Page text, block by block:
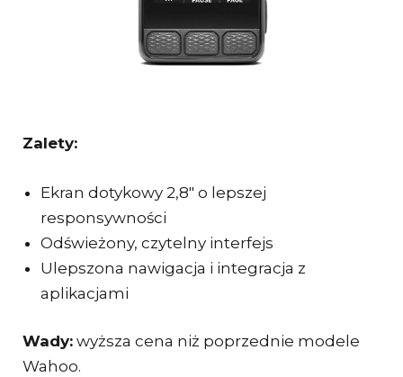
Zalety:
Ekran dotykowy 2,8″ o lepszej
responsywności
Odświeżony, czytelny interfejs
Ulepszona nawigacja i integracja z
aplikacjami
Wady: wyższa cena niż poprzednie modele
Wahoo.